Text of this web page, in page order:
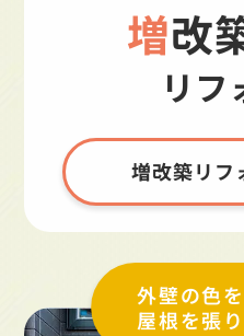
増
リフ
増改築リフ
外壁の色
屋根を張